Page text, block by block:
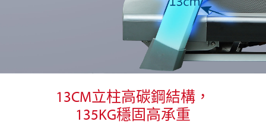
13CM立柱高碳鋼結構，
135KG穩固高承重